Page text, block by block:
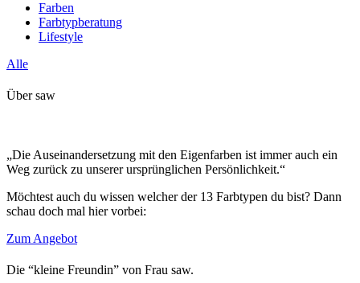
Farben
Farbtypberatung
Lifestyle
Alle
Über saw
„Die Auseinandersetzung mit den Eigenfarben ist immer auch ein
Weg zurück zu unserer ursprünglichen Persönlichkeit.“
Möchtest auch du wissen welcher der 13 Farbtypen du bist? Dann
schau doch mal hier vorbei:
Zum Angebot
Die “kleine Freundin” von Frau saw.